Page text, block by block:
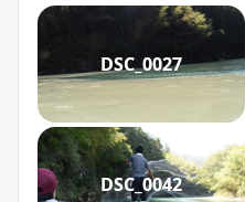
DSC_0027
DSC_0042